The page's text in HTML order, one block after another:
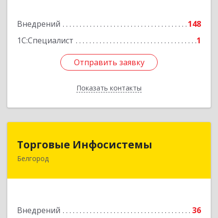
Внедрений
148
1С:Специалист
1
Отправить заявку
Показать контакты
Отправить заявку
Назад
Торговые Инфосистемы
Белгород
Внедрений
36
Торговые Инфосистемы